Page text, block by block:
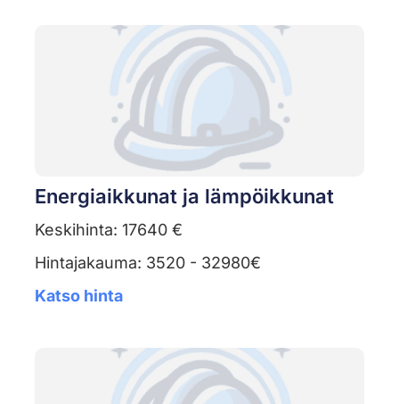
Energiaikkunat ja lämpöikkunat
Keskihinta: 17640 €
Hintajakauma: 3520 - 32980€
Katso hinta